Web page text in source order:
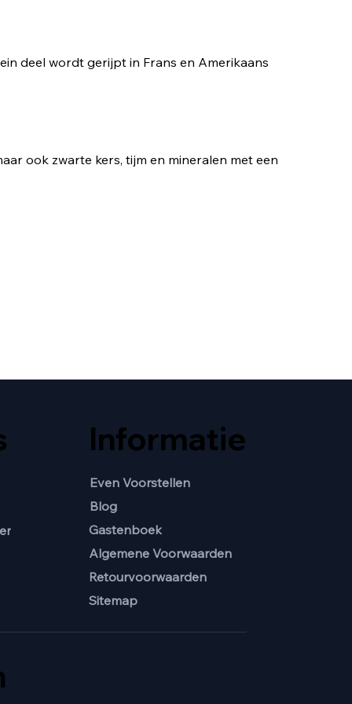
deel wordt gerijpt in Frans en Amerikaans
ook zwarte kers, tijm en mineralen met een
Informatie
Even Voorstellen
Blog
Gastenboek
Algemene Voorwaarden
Retourvoorwaarden
Sitemap